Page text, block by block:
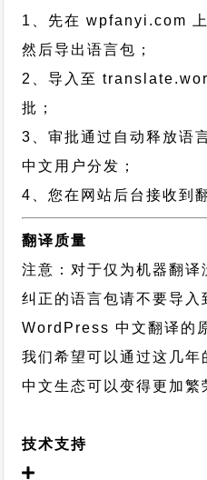
1、先在 wpfanyi.com 上
然后导出语言包；
2、导入至
批；
3、审批通过自动释放语
中文用户分发；
4、您在网站后台接收到
翻译质量
注意：对于仅为机器翻
纠正的语言包请不要导入
WordPress 中文翻译的
我们希望可以通过这几
中文生态可以变得更加繁
技术支持